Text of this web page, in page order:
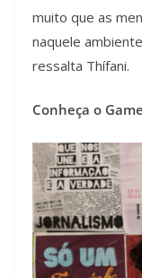
muito que as
naquele
ressalta Thífani.
Conheça o